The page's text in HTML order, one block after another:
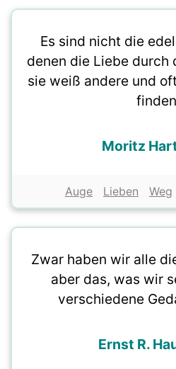
Es sind nicht die
denen die Liebe durch
sie weiß andere und
Moritz
Auge Lieben Weg
Zwar haben wir alle
aber das, was wir
verschiedene
Ernst R.